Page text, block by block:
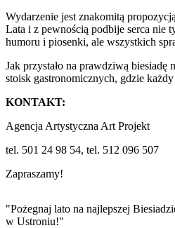
Wydarzenie jest znakomitą
Lata i z pewnością podbije serca nie
humoru i piosenki, ale wszystkich
Jak przystało na prawdziwą biesiadę
stoisk gastronomicznych, gdzie
KONTAKT:
Agencja Artystyczna Art Projekt
tel. 501 24 98 54, tel. 512 096 507
Zapraszamy!
"Pożegnaj lato na najlepszej
w Ustroniu!"